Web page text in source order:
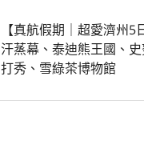
【真航假期｜超愛濟州
汗蒸幕、泰迪熊王國、
打秀、雪綠茶博物館